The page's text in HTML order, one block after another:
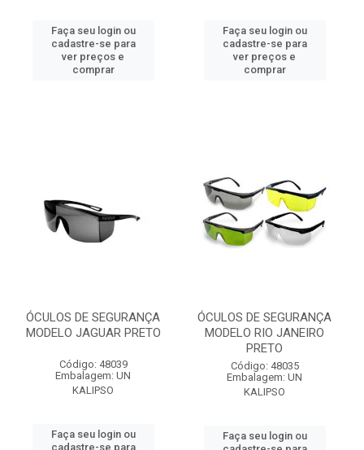
Faça seu login ou
cadastre-se para
ver preços e
comprar
Faça seu login ou
cadastre-se para
ver preços e
comprar
ÓCULOS DE SEGURANÇA
MODELO JAGUAR PRETO
Código: 48039
Embalagem: UN
KALIPSO
Faça seu login ou
cadastre-se para
ÓCULOS DE SEGURANÇA
MODELO RIO JANEIRO
PRETO
Código: 48035
Embalagem: UN
KALIPSO
Faça seu login ou